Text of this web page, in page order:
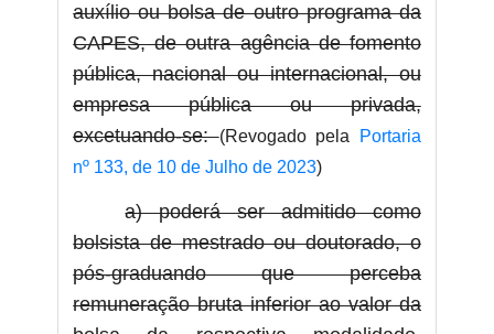
auxílio ou bolsa de outro programa da
CAPES, de outra agência de fomento
pública, nacional ou internacional, ou
empresa pública ou privada,
excetuando-se:(Revogado pela
Portaria
nº 133, de 10 de Julho de 2023)
a) poderá ser admitido como
bolsista de mestrado ou doutorado, o
pós-graduando que perceba
remuneração bruta inferior ao valor da